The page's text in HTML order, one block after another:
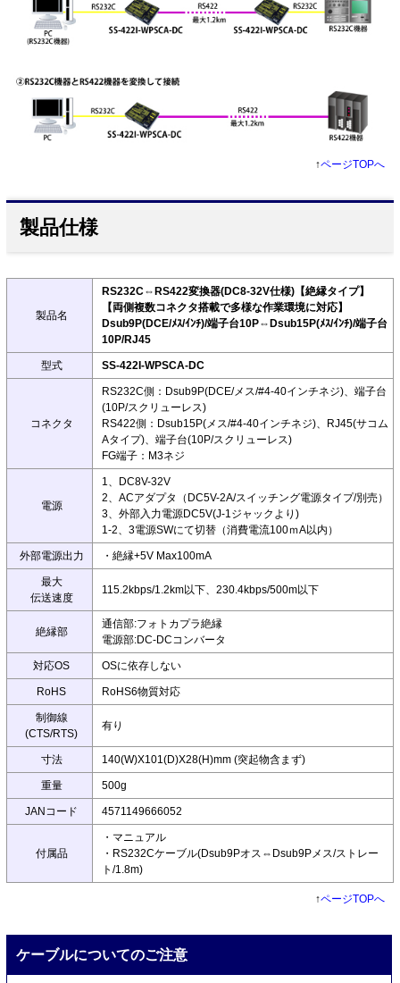
↑ページTOPへ
製品仕様
製品名
RS232C⇔RS422変換器(DC8-32V仕様)【絶縁タイプ】
【両側複数コネクタ搭載で多様な作業環境に対応】
Dsub9P(DCE/ﾒｽ/ｲﾝﾁ)/端子台10P⇔Dsub15P(ﾒｽ/ｲﾝﾁ)/端子台
10P/RJ45
型式 SS-422I-WPSCA-DC
コネクタ
RS232C側：Dsub9P(DCE/メス/#4-40インチネジ)、端子台
(10P/スクリューレス)
RS422側：Dsub15P(メス/#4-40インチネジ)、RJ45(サコム
Aタイプ)、端子台(10P/スクリューレス)
FG端子：M3ネジ
電源
1、DC8V-32V
2、ACアダプタ（DC5V-2A/スイッチング電源タイプ/別売）
3、外部入力電源DC5V(J-1ジャックより)
1-2、3電源SWにて切替（消費電流100ｍA以内）
外部電源出力 ・絶縁+5V Max100mA
最大
伝送速度
115.2kbps/1.2km以下、230.4kbps/500m以下
絶縁部
通信部:フォトカプラ絶縁
電源部:DC-DCコンバータ
対応OS OSに依存しない
RoHS RoHS6物質対応
制御線
(CTS/RTS)
有り
寸法 140(W)X101(D)X28(H)mm (突起物含まず)
重量 500g
JANコード 4571149666052
付属品
・マニュアル
・RS232Cケーブル(Dsub9Pオス⇔Dsub9Pメス/ストレー
ト/1.8m)
↑ページTOPへ
ケーブルについてのご注意